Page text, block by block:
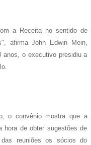
a Receita no sentido de
afirma John Edwin Mein,
anos, o executivo presidiu a
o convênio mostra que a
hora de obter sugestões de
reuniões os sócios do